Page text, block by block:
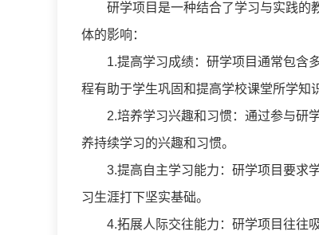
研学项目是一种结合了学习与实践的
体的影响：
1.提高学习成绩：研学项目通常包含多
程有助于学生巩固和提高学校课堂所学知
2.培养学习兴趣和习惯：通过参与研学
养持续学习的兴趣和习惯。
3.提高自主学习能力：研学项目要求学
习生涯打下坚实基础。
4.拓展人际交往能力：研学项目往往吸